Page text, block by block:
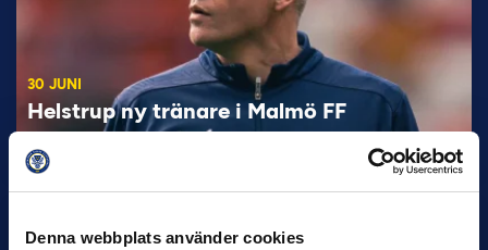
Denna webbplats använder cookies
30 JUNI
Helstrup ny tränare i Malmö FF